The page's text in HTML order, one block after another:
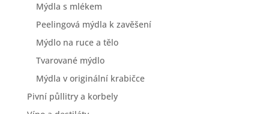
Mýdla s mlékem
Peelingová mýdla k zavěšení
Mýdlo na ruce a tělo
Tvarované mýdlo
Mýdla v originální krabičce
Pivní půllitry a korbely